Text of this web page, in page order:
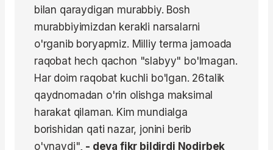
bilan qaraydigan murabbiy. Bosh
murabbiyimizdan kerakli narsalarni
o'rganib boryapmiz. Milliy terma jamoada
raqobat hech qachon "slabyy" bo'lmagan.
Har doim raqobat kuchli bo'lgan. 26talik
qaydnomadan o'rin olishga maksimal
harakat qilaman. Kim mundialga
borishidan qati nazar, jonini berib
o'ynaydi", - deya fikr bildirdi Nodirbek